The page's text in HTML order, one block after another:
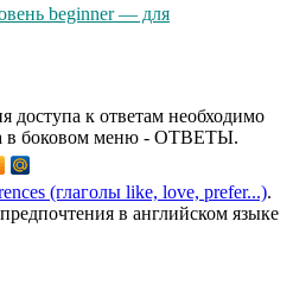
beginner — для
доступа к ответам необходимо
в боковом меню - ОТВЕТЫ.
(глаголы like, love, prefer...).
в английском языке